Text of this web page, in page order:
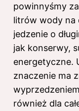
powinnyśmy
litrów wody na
jedzenie o
jak konserwy,
energetyczne.
znaczenie ma
również dla